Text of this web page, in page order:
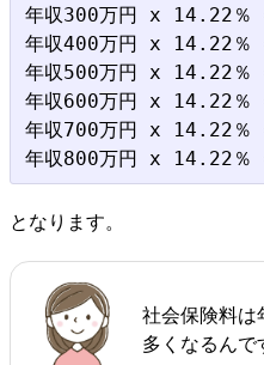
年収300万円 x 14.22％
年収400万円 x 14.22％
年収500万円 x 14.22％
年収600万円 x 14.22％
年収700万円 x 14.22％
となります。
社会保険料は
多くなるんで